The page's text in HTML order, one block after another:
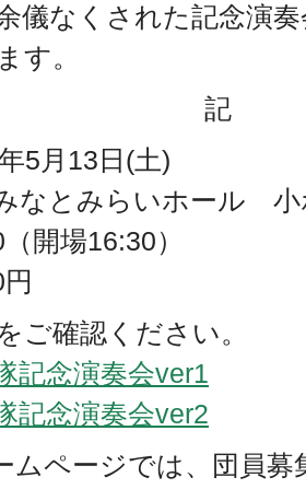
儀なくされた記念演
す。
記
5月13日(土)
なとみらいホール 小
開場16:30）
ご確認ください。
記念演奏会ver1
記念演奏会ver2
ムページでは、団員